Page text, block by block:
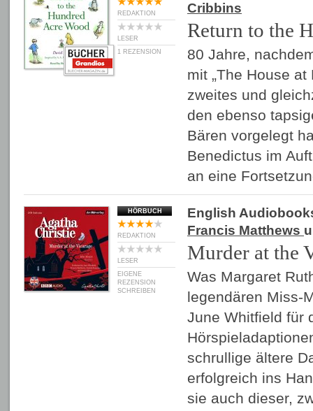
REDAKTION
LESER
1 REZENSION
Cribbins
Return to the
80 Jahre,
mit „The House at
zweites und
den ebenso
Bären vorgelegt
Benedictus im
an eine
HÖRBUCH
REDAKTION
LESER
EIGENE
REZENSION
SCHREIBEN
English
Francis Matthews
Murder at the
Was Margaret
legendären Miss-
June Whitfield für
schrullige ältere
erfolgreich ins
sie auch dieser,